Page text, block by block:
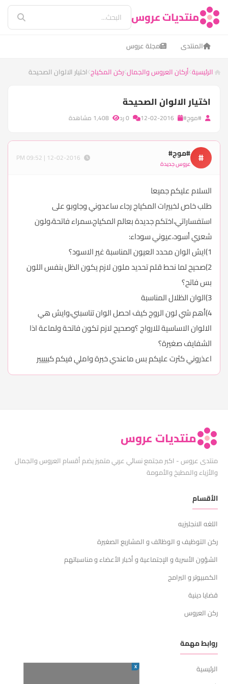
منتديات عروس
المنتدى مجلة عروس
الرئيسية أركان العروس والجمال ركن المكياج اختيار الالوان الصحيحة
اختيار الالوان الصحيحة
#موج#
# #موج#
عروس جديدة
السلام عليكم جميعا
طلب خاص لخبيرات المكياج رجاء ساعدوني وجاوبو على
استفساراتي،اختكم جديدة بعالم المكياج،سمراء فاتحة،ولون
شعري أسود،عيوني سوداء:
1)ايش الوان محدد العيون المناسبة غير الاسود؟
2)صحيح لما نحط قلم تحديد ملون لازم يكون الظل بنفس اللون
بس فاتح؟
3)الوان الظلال المناسبة
4)أهم شي لون الروج كيف احصل الوان تناسبني،وايش هي
الالوان الاساسية للارواج ؟وصحيح لازم تكون فاتحة ولماعة اذا
الشفايف صغيرة؟
اعذروني كثرت عليكم بس ماعندي خبرة واملي فيكم كبيييير
منتديات عروس
منتدى عروس - اكبر مجتمع نسائي عربي متميز يضم أقسام العروس والجمال
والأزياء والمطبخ والأمومة
الأقسام
اللغه الانجليزيه
ركن التوظيف و الوظائف و المشاريع الصغيرة
الشؤون الأسرية و الإجتماعية و أخبار الأعضاء و مناسباتهم
الكمبيوتر و البرامج
قضايا دينية
ركن العروس
روابط مهمة
الرئيسية
X